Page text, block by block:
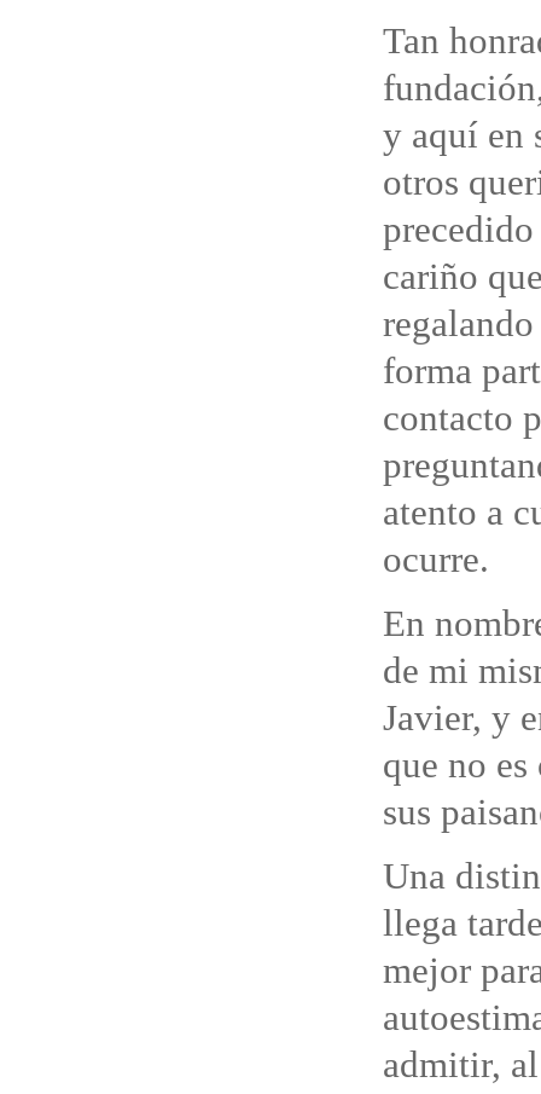
Tan
y aquí en
otros
cariño
forma
contacto
atento a
ocurre.
En
de mi
Javier, y
que no
sus
Una
llega
mejor
admitir,